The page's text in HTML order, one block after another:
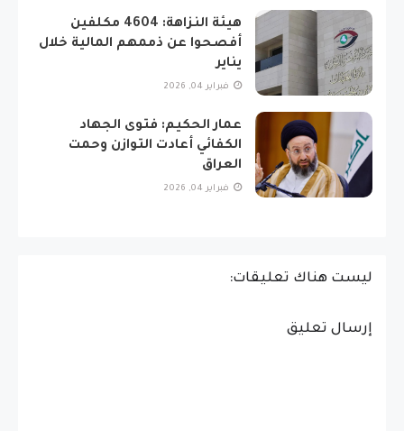
هيئة النزاهة: 4604 مكلفين
أفصحوا عن ذممهم المالية خلال
يناير
فبراير 04, 2026
عمار الحكيم: فتوى الجهاد
الكفائي أعادت التوازن وحمت
العراق
فبراير 04, 2026
ليست هناك تعليقات:
إرسال تعليق